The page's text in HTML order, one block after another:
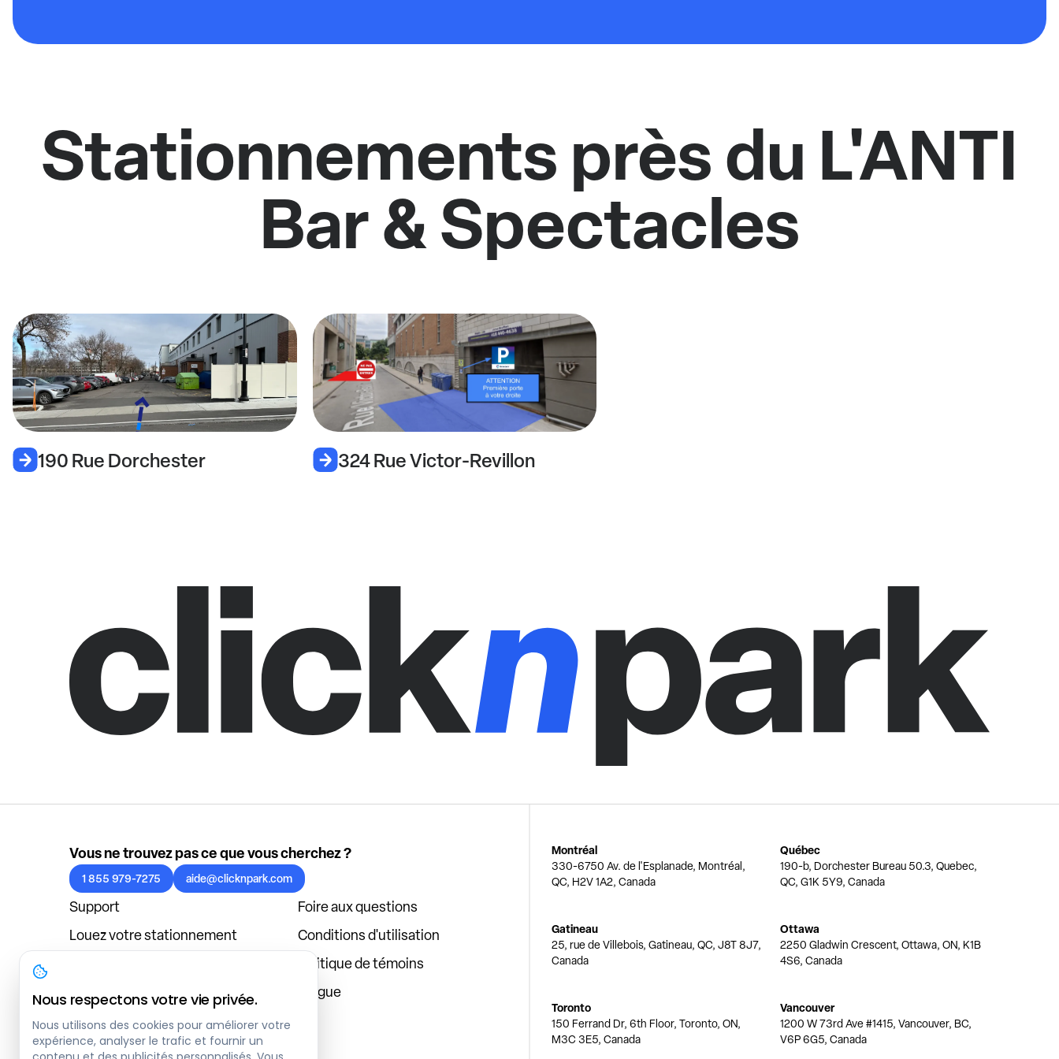
Stationnements près du L'ANTI
Bar & Spectacles
190 Rue Dorchester 324 Rue Victor-Revillon
Vous ne trouvez pas ce que vous cherchez ?
1 855 979-7275 aide@clicknpark.com
Support
Foire aux questions
Louez votre stationnement
Conditions d'utilisation
Politique de témoins
À propos
Blogue
Connexion au tableau de bord
Montréal
330-6750 Av. de l'Esplanade, Montréal,
QC, H2V 1A2, Canada
Québec
190-b, Dorchester Bureau 50.3, Quebec,
QC, G1K 5Y9, Canada
Gatineau
25, rue de Villebois, Gatineau, QC, J8T 8J7,
Canada
Ottawa
2250 Gladwin Crescent, Ottawa, ON, K1B
4S6, Canada
Toronto
150 Ferrand Dr, 6th Floor, Toronto, ON,
M3C 3E5, Canada
Vancouver
1200 W 73rd Ave #1415, Vancouver, BC,
V6P 6G5, Canada
Nous respectons votre vie privée.
Nous utilisons des cookies pour améliorer votre
expérience, analyser le trafic et fournir un